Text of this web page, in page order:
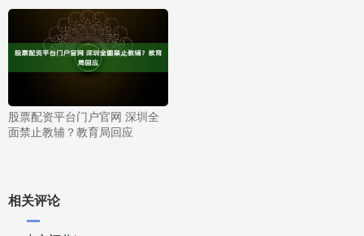
股票配资平台门户官网 深圳全
面禁止教辅？教育局回应
相关评论